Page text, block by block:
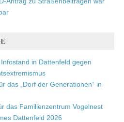
in Dattenfeld gegen
das „Dorf der Generationen“ in
das Familienzentrum Vogelnest
Dattenfeld 2026